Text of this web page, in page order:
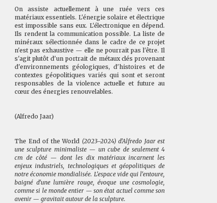
On assiste actuellement à une ruée vers ces
matériaux essentiels. L'énergie solaire et électrique
est impossible sans eux. L'électronique en dépend.
Ils rendent la communication possible. La liste de
minéraux sélectionnée dans le cadre de ce projet
n'est pas exhaustive — elle ne pourrait pas l'être. Il
s'agit plutôt d'un portrait de métaux clés provenant
d'environnements géologiques, d'histoires et de
contextes géopolitiques variés qui sont et seront
responsables de la violence actuelle et future au
cœur des énergies renouvelables.
(Alfredo Jaar)
The End of the World (2023–2024) d'Alfredo Jaar est
une sculpture minimaliste — un cube de seulement 4
cm de côté — dont les dix matériaux incarnent les
enjeux industriels, technologiques et géopolitiques de
notre économie mondialisée. L'espace vide qui l'entoure,
baigné d'une lumière rouge, évoque une cosmologie,
comme si le monde entier — son état actuel comme son
avenir — gravitait autour de la sculpture.